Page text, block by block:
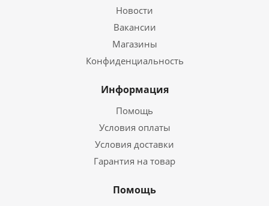
Новости
Вакансии
Магазины
Конфиденциальность
Информация
Помощь
Условия оплаты
Условия доставки
Гарантия на товар
Помощь